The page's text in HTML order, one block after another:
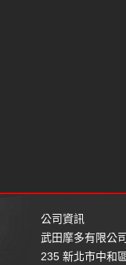
公司資訊
武田摩多有限公司
235 新北市中和